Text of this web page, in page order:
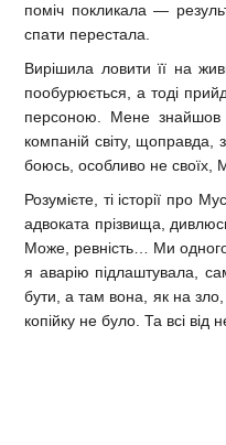
поміч покликала —
спати перестала.
Вирішила ловити її на
пообурюється, а тоді
персоною. Мене знайшов
компаній світу, щоправда,
боюсь, особливо не своїх,
Розумієте, ті історії про
адвоката прізвища,
Може, ревність… Ми
я аварію підлаштувала,
бути, а там вона, як на зло,
копійку не було. Та всі